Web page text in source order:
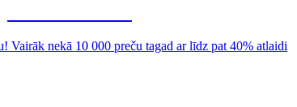
Vairāk nekā 10 000 preču tagad ar līdz pat 40% atlaidi